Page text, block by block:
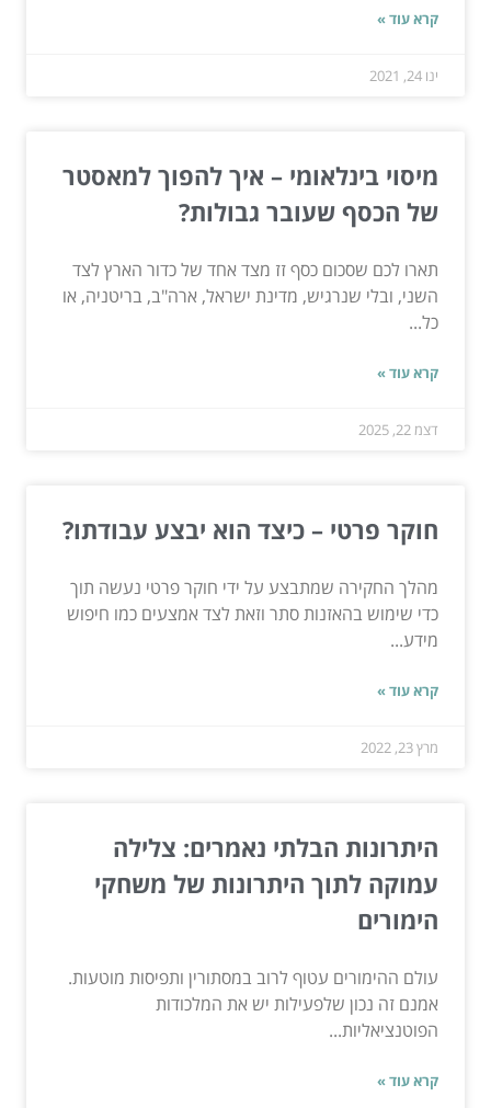
קרא עוד »
ינו 24, 2021
מיסוי בינלאומי – איך להפוך למאסטר
של הכסף שעובר גבולות?
תארו לכם שסכום כסף זז מצד אחד של כדור הארץ לצד
השני, ובלי שנרגיש, מדינת ישראל, ארה"ב, בריטניה, או
כל...
קרא עוד »
דצמ 22, 2025
חוקר פרטי – כיצד הוא יבצע עבודתו?
מהלך החקירה שמתבצע על ידי חוקר פרטי נעשה תוך
כדי שימוש בהאזנות סתר וזאת לצד אמצעים כמו חיפוש
מידע...
קרא עוד »
מרץ 23, 2022
היתרונות הבלתי נאמרים: צלילה
עמוקה לתוך היתרונות של משחקי
הימורים
עולם ההימורים עטוף לרוב במסתורין ותפיסות מוטעות.
אמנם זה נכון שלפעילות יש את המלכודות
הפוטנציאליות...
קרא עוד »